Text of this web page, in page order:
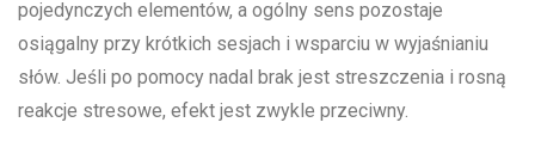
pojedynczych elementów, a ogólny sens pozostaje
osiągalny przy krótkich sesjach i wsparciu w wyjaśnianiu
słów. Jeśli po pomocy nadal brak jest streszczenia i rosną
reakcje stresowe, efekt jest zwykle przeciwny.